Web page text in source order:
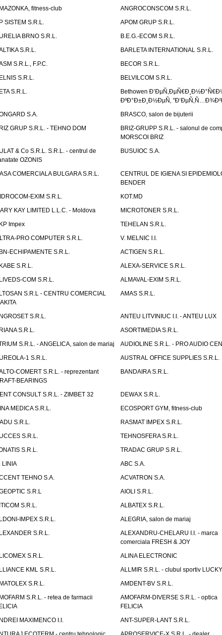
fitness-club
ANGROCONSCOM S.R.L.
SISTEM S.R.L.
APOM GRUP S.R.L.
BRNO S.R.L.
B.E.G.-ECOM S.R.L.
S.R.L.
BARLETA INTERNATIONAL S.R.L.
S.R.L., F.P.C.
BECOR S.R.L.
S.R.L.
BELVILCOM S.R.L.
S.R.L.
Bethowen
ÐºÐ°Ð±Ð¸Ð½ÐµÑ‚
S.A.
BRASCO, salon de bijuterii
GRUP S.R.L. - TEHNO DOM
BRIZ-GRUPP S.R.L. - salonul de
MORSCOI BRIZ
& Co S.R.L. S.R.L. - centrul de
OZONIS
BUSUIOC S.A.
COMERCIALA BULGARA S.R.L.
CENTRUL DE IGIENA SI
BENDER
EXIM S.R.L.
KOT.MD
KAY LIMITED L.L.C. - Moldova
MICROTONER S.R.L.
Impex
TEHELAN S.R.L.
PRO COMPUTER S.R.L.
V. MELNIC I.I.
ECHIPAMENTE S.R.L.
ACTIGEN S.R.L.
S.R.L.
ALEXA-SERVICE S.R.L.
COM S.R.L.
ALMAVAL-EXIM S.R.L.
S.R.L - CENTRU COMERCIAL
AMAS S.R.L.
S.R.L.
ANTEU LITVINIUC I.I. - ANTEU LUX
S.R.L.
ASORTIMEDIA S.R.L.
S.R.L. - ANGELICA, salon de mariaj
AUDIOLINE S.R.L. - PRO AUDIO
1 S.R.L.
AUSTRAL OFFICE SUPPLIES S.R.L.
COMERT S.R.L. - reprezentant
BEARINGS
BANDAIRA S.R.L.
CONSULT S.R.L. - ZIMBET 32
DEWAX S.R.L.
MEDICA S.R.L.
ECOSPORT GYM, fitness-club
S.R.L.
RASMAT IMPEX S.R.L.
S.R.L.
TEHNOSFERA S.R.L.
S.R.L.
TRADAC GRUP S.R.L.
LINIA
ABC S.A.
TEHNO S.A.
ACVATRON S.A.
S.R.L
AIOLI S.R.L.
S.R.L.
ALBATEX S.R.L.
IMPEX S.R.L.
ALEGRIA, salon de mariaj
S.R.L.
ALEXANDRU-CHELARU I.I. - marca
comerciala FRESH & JOY
S.R.L.
ALINA ELECTRONIC
KML S.R.L.
ALLMIR S.R.L. - clubul sportiv
S.R.L.
AMDENT-BV S.R.L.
S.R.L. - retea de farmacii
AMOFARM-DIVERSE S.R.L. - optica
FELICIA
MAXIMENCO I.I.
ANT-SUPER-LANT S.R.L.